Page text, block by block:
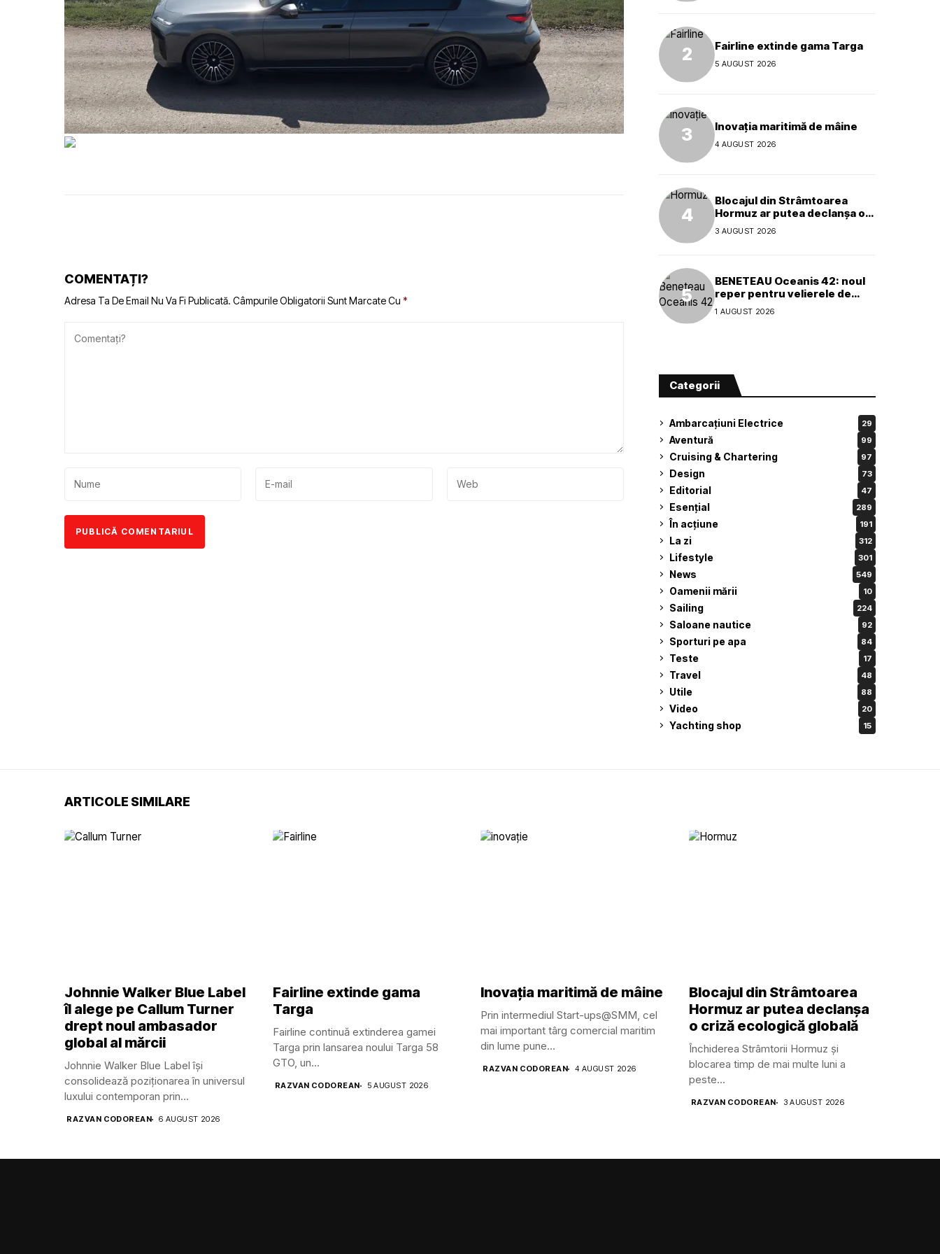
COMENTAȚI?
Adresa Ta De Email Nu Va Fi Publicată. Câmpurile Obligatorii Sunt Marcate Cu *
Fairline extinde gama Targa
5 AUGUST 2026
Inovația maritimă de mâine
4 AUGUST 2026
Blocajul din Strâmtoarea
Hormuz ar putea declanșa o
criză ecologică globală
3 AUGUST 2026
BENETEAU Oceanis 42: noul
reper pentru velierele de
croazieră de 40 de picioare
1 AUGUST 2026
Categorii
Ambarcațiuni Electrice 29
Aventură 99
Cruising & Chartering 97
Design 73
Editorial 47
Esențial 289
În acțiune 191
La zi 312
Lifestyle 301
News 549
Oamenii mării 10
Sailing 224
Saloane nautice 92
Sporturi pe apa 84
Teste 17
Travel 48
Utile 88
Video 20
Yachting shop 15
ARTICOLE SIMILARE
Johnnie Walker Blue Label
îl alege pe Callum Turner
drept noul ambasador
global al mărcii
Johnnie Walker Blue Label își
consolidează poziționarea în universul
luxului contemporan prin...
RAZVAN CODOREAN 6 AUGUST 2026
Fairline extinde gama
Targa
Fairline continuă extinderea gamei
Targa prin lansarea noului Targa 58
GTO, un...
RAZVAN CODOREAN 5 AUGUST 2026
Inovația maritimă de mâine
Prin intermediul Start-ups@SMM, cel
mai important târg comercial maritim
din lume pune...
RAZVAN CODOREAN 4 AUGUST 2026
Blocajul din Strâmtoarea
Hormuz ar putea declanșa
o criză ecologică globală
Închiderea Strâmtorii Hormuz și
blocarea timp de mai multe luni a
peste...
RAZVAN CODOREAN 3 AUGUST 2026